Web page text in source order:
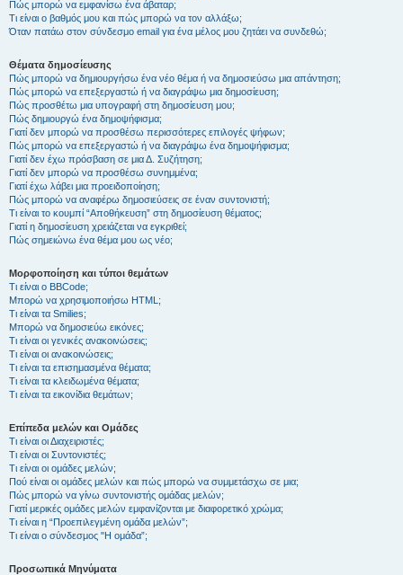
Πώς μπορώ να εμφανίσω ένα άβαταρ;
Τι είναι ο βαθμός μου και πώς μπορώ να τον αλλάξω;
Όταν πατάω στον σύνδεσμο email για ένα μέλος μου ζητάει να συνδεθώ;
Θέματα δημοσίευσης
Πώς μπορώ να δημιουργήσω ένα νέο θέμα ή να δημοσιεύσω μια απάντηση;
Πώς μπορώ να επεξεργαστώ ή να διαγράψω μια δημοσίευση;
Πώς προσθέτω μια υπογραφή στη δημοσίευση μου;
Πώς δημιουργώ ένα δημοψήφισμα;
Γιατί δεν μπορώ να προσθέσω περισσότερες επιλογές ψήφων;
Πώς μπορώ να επεξεργαστώ ή να διαγράψω ένα δημοψήφισμα;
Γιατί δεν έχω πρόσβαση σε μια Δ. Συζήτηση;
Γιατί δεν μπορώ να προσθέσω συνημμένα;
Γιατί έχω λάβει μια προειδοποίηση;
Πώς μπορώ να αναφέρω δημοσιεύσεις σε έναν συντονιστή;
Τι είναι το κουμπί “Αποθήκευση” στη δημοσίευση θέματος;
Γιατί η δημοσίευση χρειάζεται να εγκριθεί;
Πώς σημειώνω ένα θέμα μου ως νέο;
Μορφοποίηση και τύποι θεμάτων
Τι είναι ο BBCode;
Μπορώ να χρησιμοποιήσω HTML;
Τι είναι τα Smilies;
Μπορώ να δημοσιεύω εικόνες;
Τι είναι οι γενικές ανακοινώσεις;
Τι είναι οι ανακοινώσεις;
Τι είναι τα επισημασμένα θέματα;
Τι είναι τα κλειδωμένα θέματα;
Τι είναι τα εικονίδια θεμάτων;
Επίπεδα μελών και Ομάδες
Τι είναι οι Διαχειριστές;
Τι είναι οι Συντονιστές;
Τι είναι οι ομάδες μελών;
Πού είναι οι ομάδες μελών και πώς μπορώ να συμμετάσχω σε μια;
Πώς μπορώ να γίνω συντονιστής ομάδας μελών;
Γιατί μερικές ομάδες μελών εμφανίζονται με διαφορετικό χρώμα;
Τι είναι η “Προεπιλεγμένη ομάδα μελών”;
Τι είναι ο σύνδεσμος "Η ομάδα”;
Προσωπικά Μηνύματα